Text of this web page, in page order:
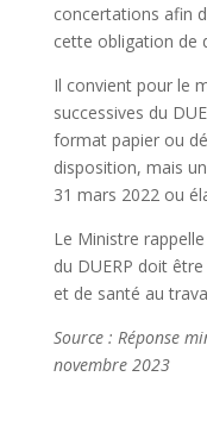
concertations afin
cette obligation de
Il convient pour le
successives du
format papier ou
disposition, mais
31 mars 2022 ou
Le Ministre
du DUERP doit
et de santé au
Source : Réponse
novembre 2023